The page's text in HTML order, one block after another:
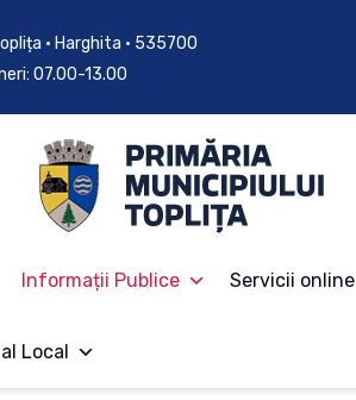
• Harghita • 535700
07.00-13.00
Informații Publice Servicii online
Local